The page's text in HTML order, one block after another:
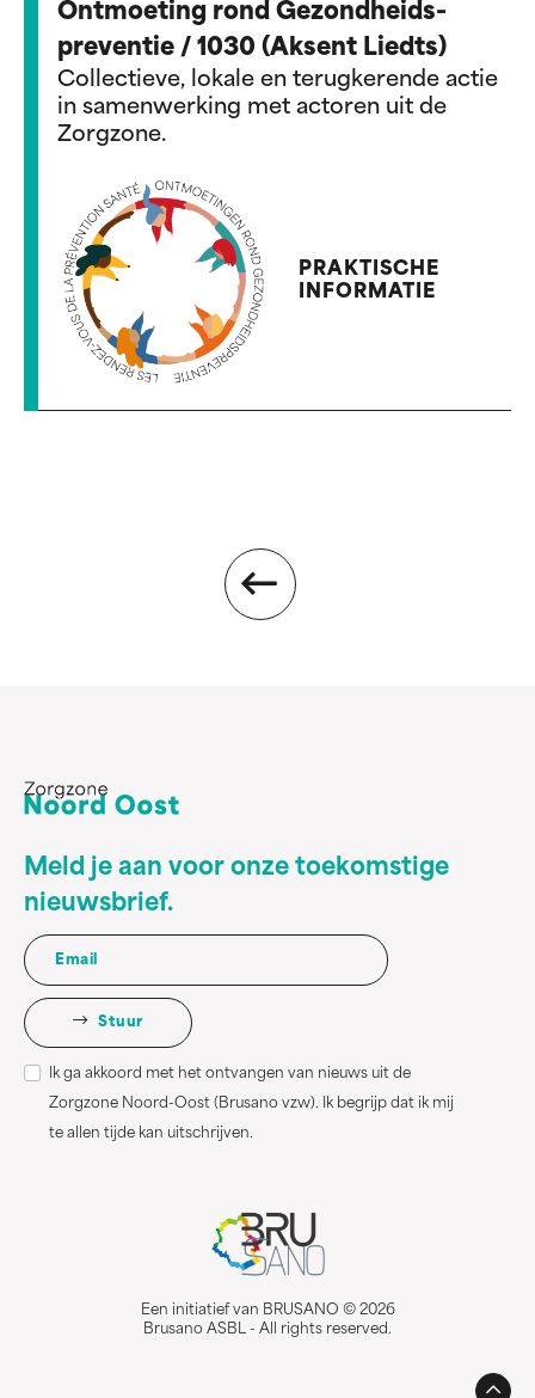
Ontmoeting rond Gezondheids-
preventie / 1030 (Aksent Liedts)
Collectieve, lokale en terugkerende actie
in samenwerking met actoren uit de
Zorgzone.
PRAKTISCHE
INFORMATIE
Meld je aan voor onze toekomstige
nieuwsbrief.
Stuur
Ik ga akkoord met het ontvangen van nieuws uit de
Zorgzone Noord-Oost (Brusano vzw). Ik begrijp dat ik mij
te allen tijde kan uitschrijven.
Een initiatief van BRUSANO © 2026
Brusano ASBL - All rights reserved.